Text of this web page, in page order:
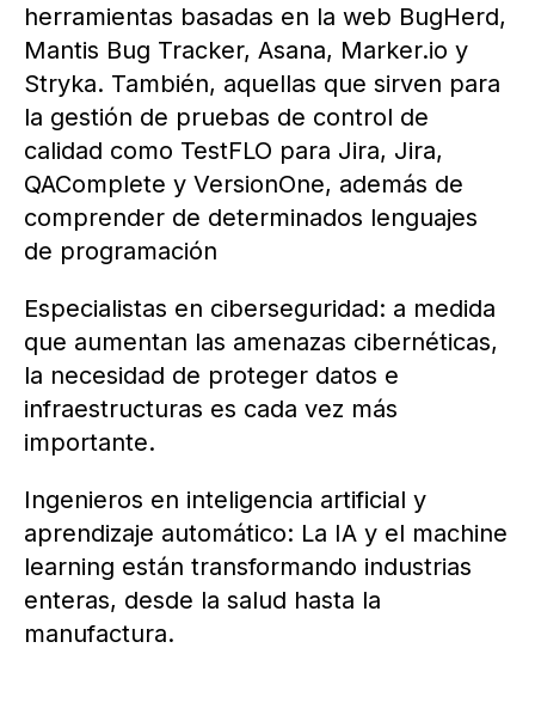
herramientas basadas en la web BugHerd,
Mantis Bug Tracker, Asana, Marker.io y
Stryka. También, aquellas que sirven para
la gestión de pruebas de control de
calidad como TestFLO para Jira, Jira,
QAComplete y VersionOne, además de
comprender de determinados lenguajes
de programación
Especialistas en ciberseguridad: a medida
que aumentan las amenazas cibernéticas,
la necesidad de proteger datos e
infraestructuras es cada vez más
importante.
Ingenieros en inteligencia artificial y
aprendizaje automático: La IA y el machine
learning están transformando industrias
enteras, desde la salud hasta la
manufactura.